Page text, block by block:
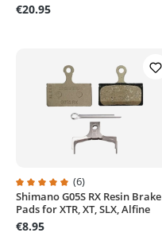
€20.95
Average rating of 5 out of
(6)
Shimano G05S RX Resin Brake
Pads for XTR, XT, SLX, Alfine
€8.95